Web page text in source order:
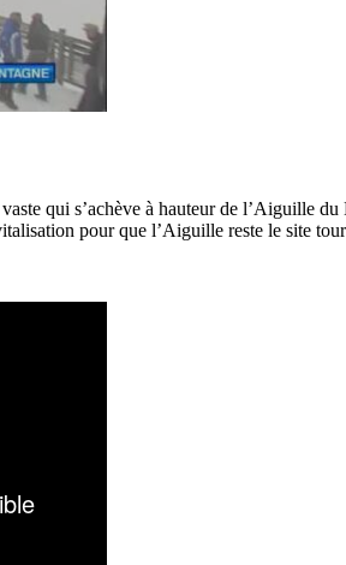
qui s’achève à hauteur de l’Aiguille
pour que l’Aiguille reste le site